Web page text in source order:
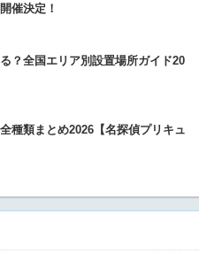
催決定！
？全国エリア別設置場所ガイド20
種類まとめ2026【名探偵プリキュ